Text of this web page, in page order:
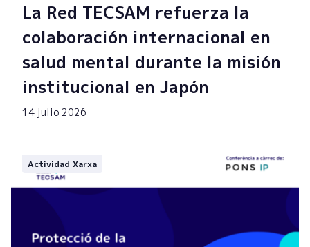
La Red TECSAM refuerza la
colaboración internacional en
salud mental durante la misión
institucional en Japón
14 julio 2026
Actividad Xarxa